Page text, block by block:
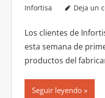
Infortisa
Deja un
Los clientes de
esta semana de
productos del
Seguir leyendo